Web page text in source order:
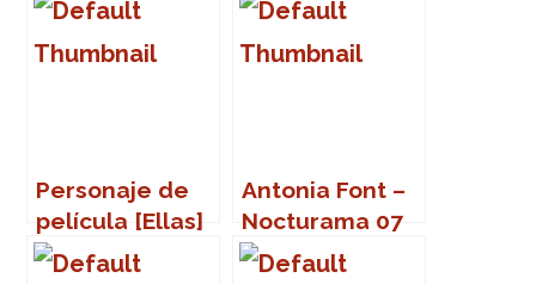
Personaje de
película [Ellas]
Antonia Font –
Nocturama 07
(Sevilla)